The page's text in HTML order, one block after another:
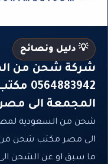
💡 دليل ونصائح
شركة شحن من
المجمعة الى مصر
شحن من السعودية
الى مصر مكتب شحن من
ما سبق او عن الشحن